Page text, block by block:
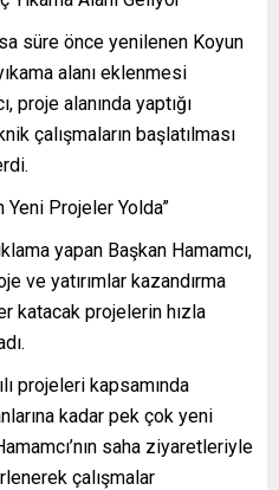
süre önce yenilenen Koyun
alanı eklenmesi
proje alanında yaptığı
çalışmaların başlatılması
Yeni Projeler Yolda”
yapan Başkan Hamamcı,
ve yatırımlar kazandırma
katacak projelerin hızla
projeleri kapsamında
kadar pek çok yeni
saha ziyaretleriyle
çalışmalar